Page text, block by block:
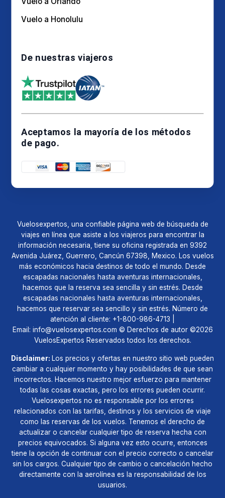
Vuelo a Honolulu
de pago.
viajes en línea que asiste a los viajeros para encontrar la
información necesaria, tiene su oficina registrada en 9392
Avenida Juárez, Guerrero, Cancún 67398, Mexico. Los vuelos
más económicos hacia destinos de todo el mundo. Desde
escapadas nacionales hasta aventuras internacionales,
hacemos que la reserva sea sencilla y sin estrés. Desde
escapadas nacionales hasta aventuras internacionales,
hacemos que reservar sea sencillo y sin estrés. Número de
atención al cliente:+1-800-986-4713 |
info@vuelosexpertos.com© Derechos de autor ©2026
VuelosExpertos Reservados todos los derechos.
Los precios y ofertas en nuestro sitio web pueden
cambiar a cualquier momento y hay posibilidades de que sean
incorrectos. Hacemos nuestro mejor esfuerzo para mantener
todas las cosas exactas, pero los errores pueden ocurrir.
Vuelosexpertos no es responsable por los errores
relacionados con las tarifas, destinos y los servicios de viaje
como las reservas de los vuelos. Tenemos el derecho de
actualizar o cancelar cualquier tipo de reserva hecha con
precios equivocados. Si alguna vez esto ocurre, entonces
tiene la opción de continuar con el precio correcto o cancelar
sin los cargos. Cualquier tipo de cambio o cancelación hecho
directamente con la aerolínea es la responsabilidad de los
usuarios.